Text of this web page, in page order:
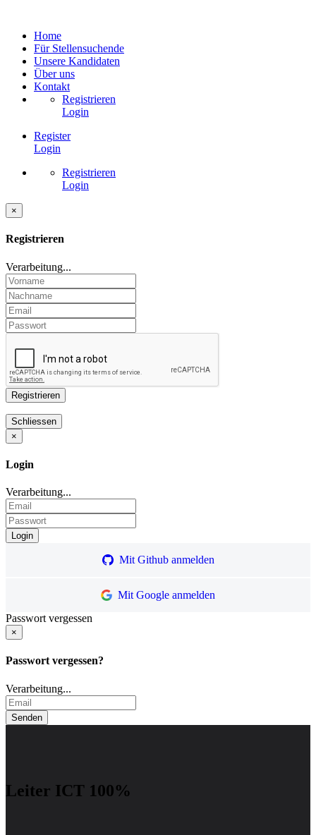
Home
Für Stellensuchende
Unsere Kandidaten
Über uns
Kontakt
Registrieren
Login
Register
Login
Registrieren
Login
×
Registrieren
Verarbeitung...
×
Login
Verarbeitung...
Mit Github anmelden
Mit Google anmelden
Passwort vergessen
×
Passwort vergessen?
Verarbeitung...
Leiter ICT 100%